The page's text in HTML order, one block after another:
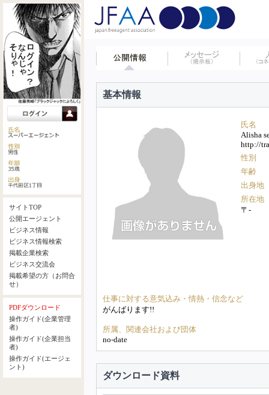
サイトTOP
公開エージェント
ビジネス情報
ビジネス情報検索
掲載企業検索
ビジネス交流会
掲載希望の方（お問合
せ）
PDFダウンロード
操作ガイド(企業管理
者)
操作ガイド(企業担当
者)
操作ガイド(エージェ
ント)
基本情報
氏名
Alisha
http://
性別
年齢
出身地
所在地
〒-
仕事に対する意気込み・情熱・信念など
がんばります!!
所属、関連会社および団体
no-date
ダウンロード資料